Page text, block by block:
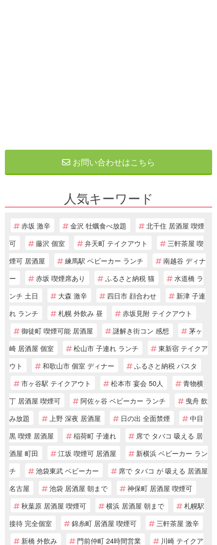
お問い合わせはこちら
人気キーワード
赤坂 激辛 金沢 牡蠣食べ放題
北千住 居酒屋 喫煙
可
藤沢 個室 弁天町 テイクアウト
三軒茶屋 喫
煙可 居酒屋
練馬駅 ベビーカー ランチ
南越谷 ディナ
ー
赤坂 喫煙席あり ふるさと納税 猫
水道橋 ラ
ンチ 土日
大森 激辛 四日市 顔合わせ
新津 子連
れ ランチ
札幌 外飲み 昼
赤坂見附 テイクアウト
御徒町 喫煙可能 居酒屋
謎解き街コン 感想
茅ヶ
崎 居酒屋 個室
松山市 子連れ ランチ
東新宿 テイクア
ウト
和歌山市 個室 ディナー
ふるさと納税 パスタ
市ヶ谷駅 テイクアウト
松本市 宴会 50人
青物横
丁 居酒屋 喫煙可
阿佐ヶ谷 ベビーカー ランチ
曳舟 飲
み放題
上野 深夜 居酒屋 日の出 全面禁煙
中目
黒 喫煙 居酒屋
稲荷町 子連れ
席で タバコ 吸える 居
酒屋 町田
江坂 喫煙可 居酒屋
新横浜 ベビーカー ラン
チ
池袋東武 ベビーカー
席で タバコ が 吸える 居酒屋
名古屋
池袋 居酒屋 朝まで
神保町 居酒屋 喫煙可
秋葉原 居酒屋 喫煙可
横浜 居酒屋 朝まで
札幌駅
接待 完全個室
錦糸町 居酒屋 喫煙可
三軒茶屋 激辛
新橋 外飲み
門前仲町 24時間営業 川崎 テイクア